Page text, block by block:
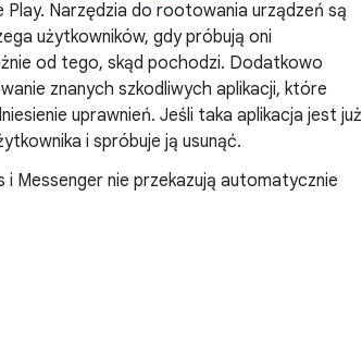
Narzędzia do rootowania urządzeń są
użytkowników, gdy próbują oni
od tego, skąd pochodzi. Dodatkowo
znanych szkodliwych aplikacji, które
uprawnień. Jeśli taka aplikacja jest już
i spróbuje ją usunąć.
Messenger nie przekazują automatycznie